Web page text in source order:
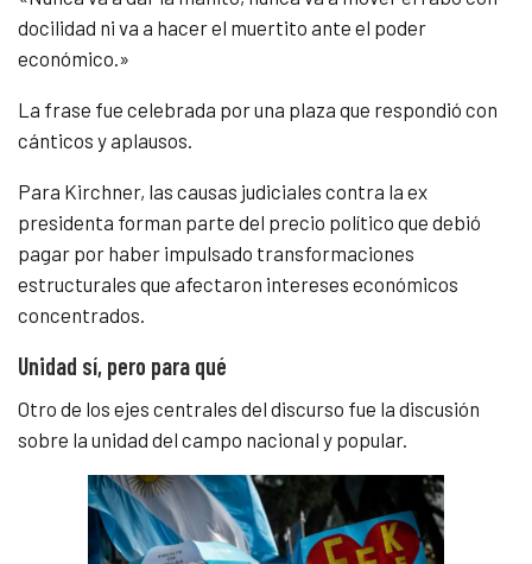
docilidad ni va a hacer el muertito ante el poder
económico.»
La frase fue celebrada por una plaza que respondió con
cánticos y aplausos.
Para Kirchner, las causas judiciales contra la ex
presidenta forman parte del precio político que debió
pagar por haber impulsado transformaciones
estructurales que afectaron intereses económicos
concentrados.
Unidad sí, pero para qué
Otro de los ejes centrales del discurso fue la discusión
sobre la unidad del campo nacional y popular.